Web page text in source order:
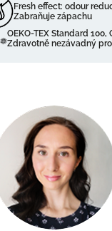
Fresh effect: odour
Zabraňuje zápachu
OEKO-TEX Standard 100,
Zdravotně nezávadný